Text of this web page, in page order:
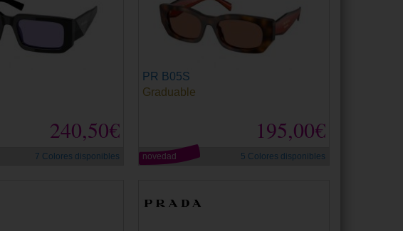
240,50€
7 Colores disponibles
PR B05S
195,00€
Graduable
novedad 5 Colores disponibles